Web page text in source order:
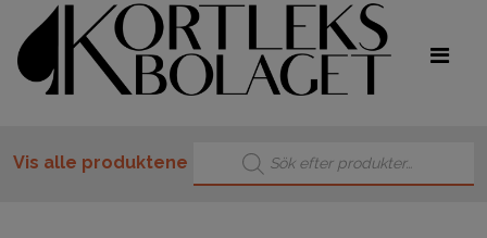
Vis alle produktene
Products search